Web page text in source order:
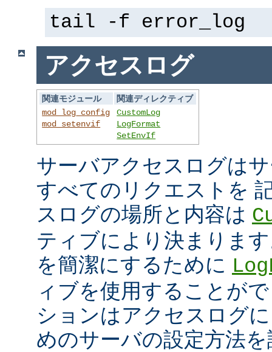
tail -f error_log
アクセスログ
関連モジュール
関連ディレクティブ
mod_log_config
mod_setenvif
CustomLog
LogFormat
SetEnvIf
サーバアクセスログは
すべてのリクエストを
スログの場所と内容は
ティブにより決まりま
を簡潔にするために
ィブを使用することが
ションはアクセスログ
めのサーバの設定方法